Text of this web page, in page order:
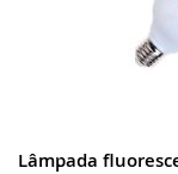
Lâmpada